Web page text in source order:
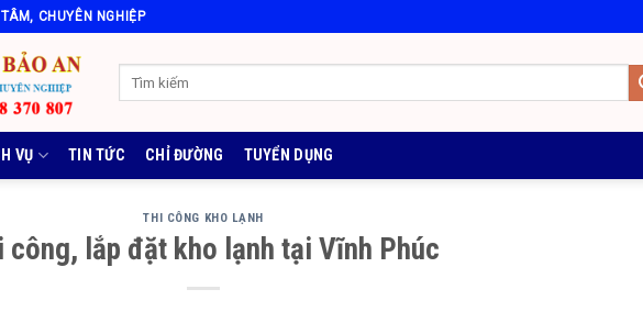
CHUYÊN NGHIỆP
VỤ TIN TỨC CHỈ ĐƯỜNG TUYỂN DỤNG
THI CÔNG KHO LẠNH
công, lắp đặt kho lạnh tại Vĩnh Phúc